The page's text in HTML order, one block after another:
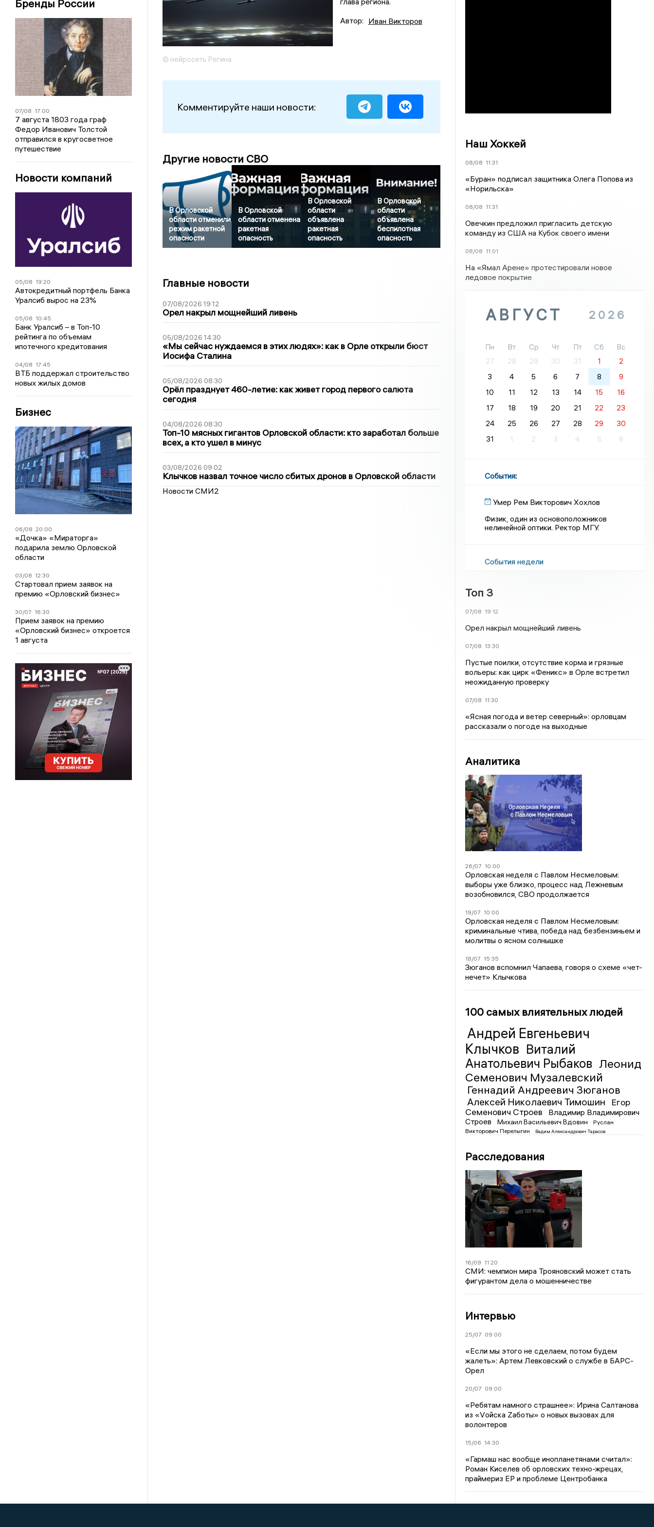
Бренды России
07/08 17:00
7 августа 1803 года граф
Федор Иванович Толстой
отправился в кругосветное
путешествие
Новости компаний
05/08 19:20
Автокредитный портфель Банка
Уралсиб вырос на 23%
05/08 10:45
Банк Уралсиб – в Топ-10
рейтинга по объемам
ипотечного кредитования
04/08 17:45
ВТБ поддержал строительство
новых жилых домов
Бизнес
06/08 20:00
«Дочка» «Мираторга»
подарила землю Орловской
области
03/08 12:30
Стартовал прием заявок на
премию «Орловский бизнес»
30/07 16:30
Прием заявок на премию
«Орловский бизнес» откроется
1 августа
© нейросеть Регина
Автор: Иван Викторов
Комментируйте наши новости:
Другие новости СВО
В Орловской
области отменили
режим ракетной
опасности
В Орловской
области отменена
ракетная
опасность
В Орловской
области
объявлена
ракетная
опасность
В Орловской
области
объявлена
беспилотная
опасность
Главные новости
07/08/2026 19:12
Орел накрыл мощнейший ливень
05/08/2026 14:30
«Мы сейчас нуждаемся в этих людях»: как в Орле открыли бюст
Иосифа Сталина
05/08/2026 08:30
Орёл празднует 460-летие: как живет город первого салюта
сегодня
04/08/2026 08:30
Топ-10 мясных гигантов Орловской области: кто заработал больше
всех, а кто ушел в минус
03/08/2026 09:02
Клычков назвал точное число сбитых дронов в Орловской области
Новости СМИ2
Наш Хоккей
08/08 11:31
«Буран» подписал защитника Олега Попова из
«Норильска»
08/08 11:31
Овечкин предложил пригласить детскую
команду из США на Кубок своего имени
08/08 11:01
На «Ямал Арене» протестировали новое
ледовое покрытие
АВГУСТ 2026
Пн Вт Ср Чт Пт Сб
Вс
27
28 29 30 31 1
2
3
4 5 6 7 8
9
10
11 12 13 14 15
16
17
18 19 20 21 22
23
24
25 26 27 28 29
30
31
1 2 3 4 5 6
События:
Умер Рем Викторович Хохлов
Физик, один из основоположников
нелинейной оптики. Ректор МГУ.
События недели
Топ 3
07/08 19:12
Орел накрыл мощнейший ливень
07/08 13:30
Пустые поилки, отсутствие корма и грязные
вольеры: как цирк «Феникс» в Орле встретил
неожиданную проверку
07/08 11:30
«Ясная погода и ветер северный»: орловцам
рассказали о погоде на выходные
Аналитика
26/07 10:00
Орловская неделя с Павлом Несмеловым:
выборы уже близко, процесс над Лежневым
возобновился, СВО продолжается
19/07 10:00
Орловская неделя с Павлом Несмеловым:
криминальные чтива, победа над безбензиньем и
молитвы о ясном солнышке
18/07 15:35
Зюганов вспомнил Чапаева, говоря о схеме «чет-
нечет» Клычкова
100 самых влиятельных людей
Андрей Евгеньевич
Клычков Виталий
Анатольевич Рыбаков Леонид
Семенович Музалевский
Геннадий Андреевич Зюганов
Алексей Николаевич Тимошин
Егор
Семенович Строев
Владимир Владимирович
Строев
Михаил Васильевич Вдовин
Руслан
Викторович Перелыгин
Вадим Александрович Тарасов
Расследования
16/09 11:20
СМИ: чемпион мира Трояновский может стать
фигурантом дела о мошенничестве
Интервью
25/07 09:00
«Если мы этого не сделаем, потом будем
жалеть»: Артем Левковский о службе в БАРС-
Орел
20/07 09:00
«Ребятам намного страшнее»: Ирина Салтанова
из «Vойска Zаботы» о новых вызовах для
волонтеров
15/06 14:30
«Гармаш нас вообще инопланетянами считал»:
Роман Киселев об орловских техно-жрецах,
праймериз ЕР и проблеме Центробанка